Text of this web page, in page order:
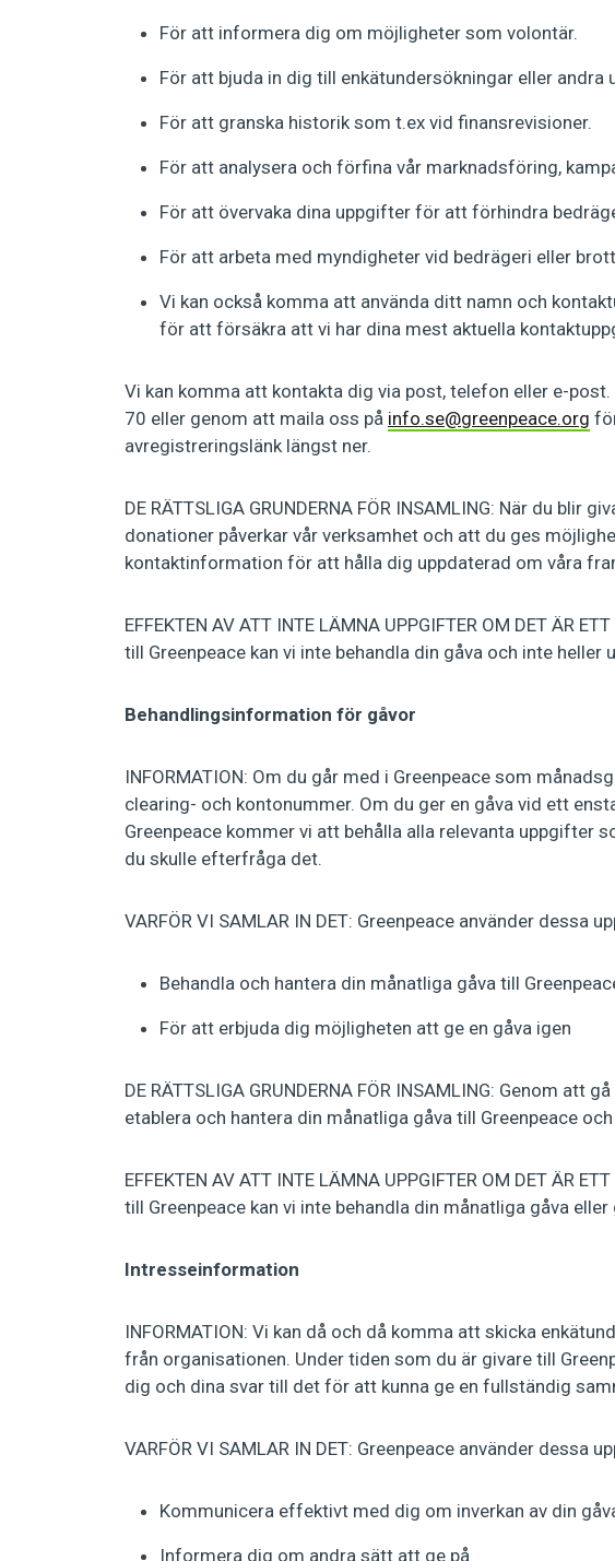
För att informera dig om möjligheter som volontär.
För att bjuda in dig till enkätundersökningar eller andra
För att granska historik som t.ex vid finansrevisioner.
För att analysera och förfina vår marknadsföring,
För att övervaka dina uppgifter för att förhindra
För att arbeta med myndigheter vid bedrägeri eller
Vi kan också komma att använda ditt namn och
för att försäkra att vi har dina mest aktuella
Vi kan komma att kontakta dig via post, telefon eller e-
70 eller genom att maila oss på info.se@greenpeace.org
avregistreringslänk längst ner.
DE RÄTTSLIGA GRUNDERNA FÖR INSAMLING: När du
donationer påverkar vår verksamhet och att du ges
kontaktinformation för att hålla dig uppdaterad om våra
EFFEKTEN AV ATT INTE LÄMNA UPPGIFTER OM DET ÄR
till Greenpeace kan vi inte behandla din gåva och inte heller
Behandlingsinformation för gåvor
INFORMATION: Om du går med i Greenpeace som
clearing- och kontonummer. Om du ger en gåva vid ett
Greenpeace kommer vi att behålla alla relevanta
du skulle efterfråga det.
VARFÖR VI SAMLAR IN DET: Greenpeace använder dessa
Behandla och hantera din månatliga gåva till
För att erbjuda dig möjligheten att ge en gåva igen
DE RÄTTSLIGA GRUNDERNA FÖR INSAMLING: Genom
etablera och hantera din månatliga gåva till Greenpeace
EFFEKTEN AV ATT INTE LÄMNA UPPGIFTER OM DET ÄR
till Greenpeace kan vi inte behandla din månatliga gåva
Intresseinformation
INFORMATION: Vi kan då och då komma att skicka
från organisationen. Under tiden som du är givare till
dig och dina svar till det för att kunna ge en fullständig
VARFÖR VI SAMLAR IN DET: Greenpeace använder dessa
Kommunicera effektivt med dig om inverkan av din
Informera dig om andra sätt att ge på